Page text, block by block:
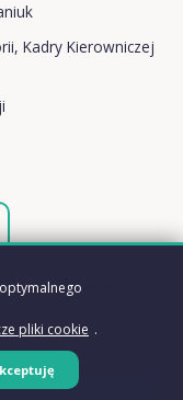
Kadry Kierowniczej
po zawarciu
pliki cookie .